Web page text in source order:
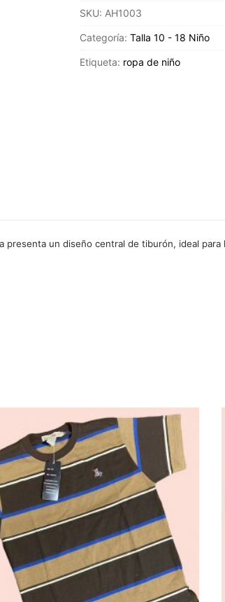
-
Talla
-
SKU: AH1003
Categoría: Talla 10 - 18 Niño
Etiqueta: ropa de niño
un diseño central de tiburón, ideal